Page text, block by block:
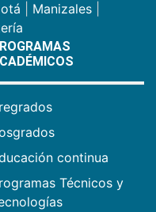
Manizales
continua
Técnicos y